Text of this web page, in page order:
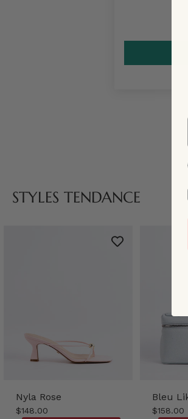
STYLES TENDANCE
Nyla Rose
$148.00
Bleu
$158.00